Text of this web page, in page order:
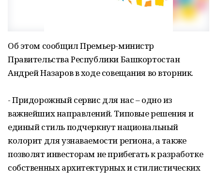
Об этом сообщил Премьер-министр
Правительства Республики Башкортостан
Андрей Назаров в ходе совещания во вторник.
- Придорожный сервис для нас – одно из
важнейших направлений. Типовые решения и
единый стиль подчеркнут национальный
колорит для узнаваемости региона, а также
позволят инвесторам не прибегать к разработке
собственных архитектурных и стилистических